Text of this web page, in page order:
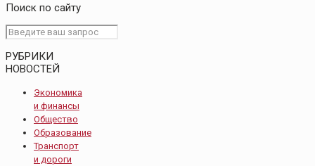
Поиск по сайту
РУБРИКИ
НОВОСТЕЙ
Экономика
и финансы
Общество
Образование
Транспорт
и дороги